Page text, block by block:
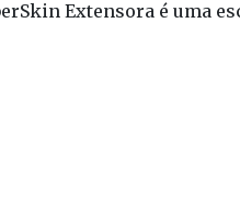
Extensora é uma